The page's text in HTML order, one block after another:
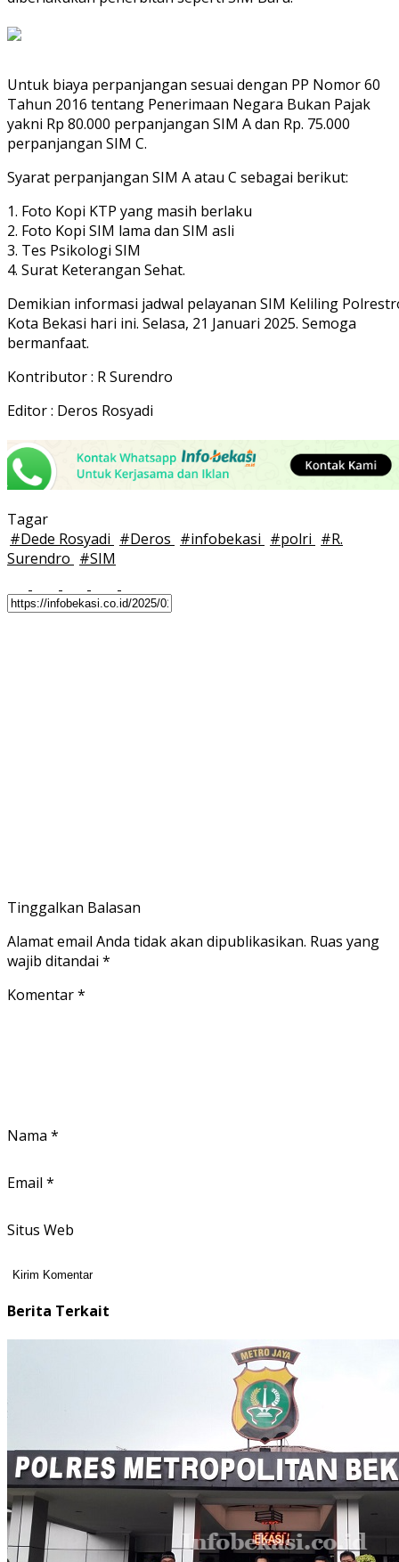
Untuk biaya perpanjangan sesuai dengan PP Nomor 60
Tahun 2016 tentang Penerimaan Negara Bukan Pajak
yakni Rp 80.000 perpanjangan SIM A dan Rp. 75.000
perpanjangan SIM C.
Syarat perpanjangan SIM A atau C sebagai berikut:
1. Foto Kopi KTP yang masih berlaku
2. Foto Kopi SIM lama dan SIM asli
3. Tes Psikologi SIM
4. Surat Keterangan Sehat.
Demikian informasi jadwal pelayanan SIM Keliling
Kota Bekasi hari ini. Selasa, 21 Januari 2025. Semoga
bermanfaat.
Kontributor : R Surendro
Editor : Deros Rosyadi
Tagar
#Dede Rosyadi #Deros #infobekasi #polri #R.
Surendro #SIM
Tinggalkan Balasan
Alamat email Anda tidak akan dipublikasikan. Ruas yang
wajib ditandai *
Komentar*
Nama *
Email *
Situs Web
Berita Terkait